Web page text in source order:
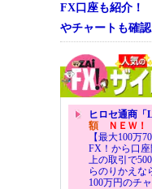
FX口座も紹介！
やチャートも確認
ヒロセ通商「
額ＮＥＷ！
【最大100万
FX！から口
上の取引で
らのりかえな
100万円のチ